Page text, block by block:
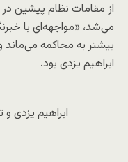
از مقامات نظام پیشین در
می‌شد، «مواجهه‌ای با
بیشتر به محاکمه می‌ماند
ابراهیم یزدی بود.
ابراهیم یزدی